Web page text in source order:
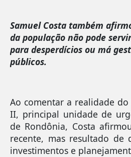
Samuel Costa também
da população não pode
para desperdícios ou má
públicos.
Ao comentar a realidade
II, principal unidade de
de Rondônia, Costa
recente, mas resultado de
investimentos e